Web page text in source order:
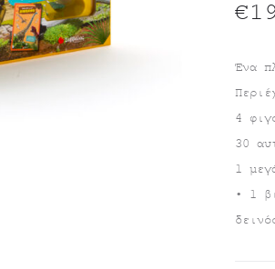
Ένα
4
30
1
• 1
€
Η
τρέχουσα
είναι: